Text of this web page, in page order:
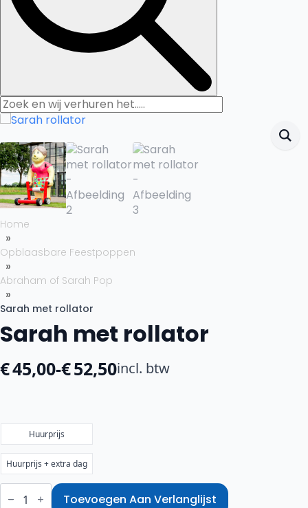
Home
Opblaasbare Feestpoppen
Abraham of Sarah Pop
Sarah met rollator
Sarah met rollator
€45,00-€52,50
Prijsklasse:
tot
€52,50
incl. btw
Huurprijs
Huurprijs + extra dag
Sarah
met Toevoegen Aan Verlanglijst